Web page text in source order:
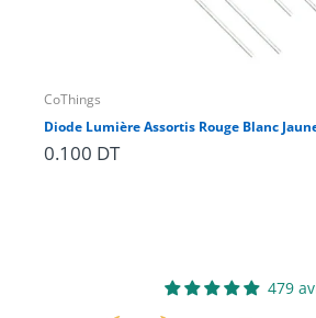
CoThings
Diode Lumière Assortis Rouge Blanc
0.100 DT
479